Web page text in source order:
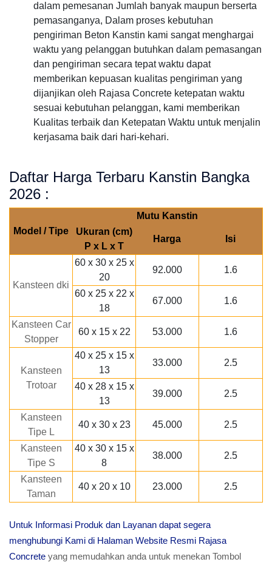
dalam pemesanan Jumlah banyak maupun berserta
pemasanganya, Dalam proses kebutuhan
pengiriman Beton Kanstin kami sangat menghargai
waktu yang pelanggan butuhkan dalam pemasangan
dan pengiriman secara tepat waktu dapat
memberikan kepuasan kualitas pengiriman yang
dijanjikan oleh Rajasa Concrete ketepatan waktu
sesuai kebutuhan pelanggan, kami memberikan
Kualitas terbaik dan Ketepatan Waktu untuk menjalin
kerjasama baik dari hari-kehari.
Daftar Harga Terbaru Kanstin Bangka
2026 :
Model / Tipe
Mutu Kanstin
Ukuran (cm)
P x L x T
Harga Isi
Kansteen dki
60 x 30 x 25 x
20
92.000 1.6
60 x 25 x 22 x
18
67.000 1.6
Kansteen Car
Stopper
60 x 15 x 22 53.000 1.6
Kansteen
Trotoar
40 x 25 x 15 x
13
33.000 2.5
40 x 28 x 15 x
13
39.000 2.5
Kansteen
Tipe L
40 x 30 x 23 45.000 2.5
Kansteen
Tipe S
40 x 30 x 15 x
8
38.000 2.5
Kansteen
Taman
40 x 20 x 10 23.000 2.5
Untuk Informasi Produk dan Layanan dapat segera
menghubungi Kami di Halaman Website Resmi Rajasa
Concrete yang memudahkan anda untuk menekan Tombol